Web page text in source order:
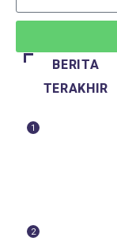
BERITA
TERAKHIR
1
2